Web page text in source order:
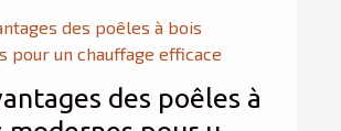
des poêles à